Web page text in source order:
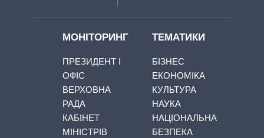
МОНІТОРИНГ
ПРЕЗИДЕНТ І
ОФІС
ВЕРХОВНА
РАДА
КАБІНЕТ
МІНІСТРІВ
ТЕМАТИКИ
БІЗНЕС
ЕКОНОМІКА
КУЛЬТУРА
НАУКА
НАЦІОНАЛЬНА
БЕЗПЕКА